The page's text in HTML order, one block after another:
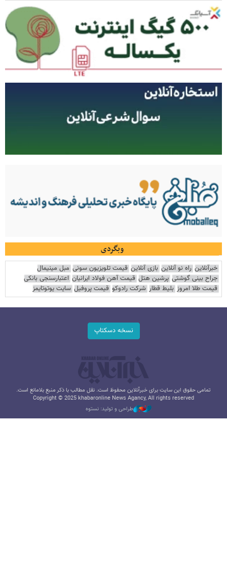
وبگردی
خبرآنلاین راه نو آنلاین بازی آنلاین قیمت تلویزیون سونی مبل مینیمال
جراح بینی گوشتی پرشین هتل قیمت آهن فولاد ایرانیان اعتبارسنجی بانکی
قیمت طلا امروز بلیط قطار شرکت رادوکو قیمت پروفیل سایت یوتوتایمز
نسخه دسکتاپ
تمامی حقوق این سایت برای خبرآنلاین محفوظ است. نقل مطالب با ذکر منبع بلامانع است.
Copyright © 2025 khabaronline News Agancy, All rights reserved
طراحی و تولید: نستوه